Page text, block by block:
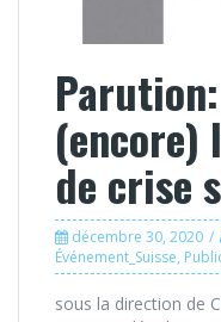
(encore)
de crise
décembre 30, 2020
Événement_Suisse,
sous la direction de